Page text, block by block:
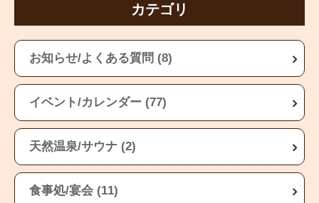
カテゴリ
お知らせ/よくある質問 (8)
イベント/カレンダー (77)
天然温泉/サウナ (2)
食事処/宴会 (11)